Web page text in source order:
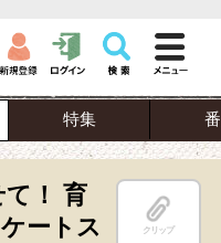
特集
て！ 育
ートス
クリップ